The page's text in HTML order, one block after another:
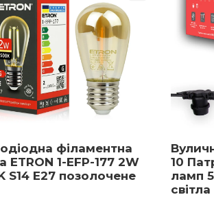
філаментна
ETRON 1-EFP-177 2W
S14 E27 позолочене
10
ламп